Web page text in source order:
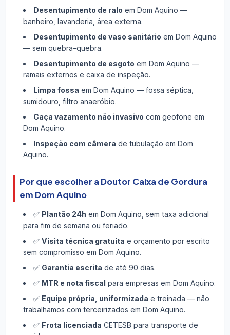
Desentupimento de ralo em Dom Aquino —
banheiro, lavanderia, área externa.
Desentupimento de vaso sanitário em Dom Aquino
— sem quebra-quebra.
Desentupimento de esgoto em Dom Aquino —
ramais externos e caixa de inspeção.
Limpa fossa em Dom Aquino — fossa séptica,
sumidouro, filtro anaeróbio.
Caça vazamento não invasivo com geofone em
Dom Aquino.
Inspeção com câmera de tubulação em Dom
Aquino.
Por que escolher a Doutor Caixa de Gordura
em Dom Aquino
✅ Plantão 24h em Dom Aquino, sem taxa adicional
para fim de semana ou feriado.
✅ Visita técnica gratuita e orçamento por escrito
sem compromisso em Dom Aquino.
✅ Garantia escrita de até 90 dias.
✅ MTR e nota fiscal para empresas em Dom Aquino.
✅ Equipe própria, uniformizada e treinada — não
trabalhamos com terceirizados em Dom Aquino.
✅ Frota licenciada CETESB para transporte de